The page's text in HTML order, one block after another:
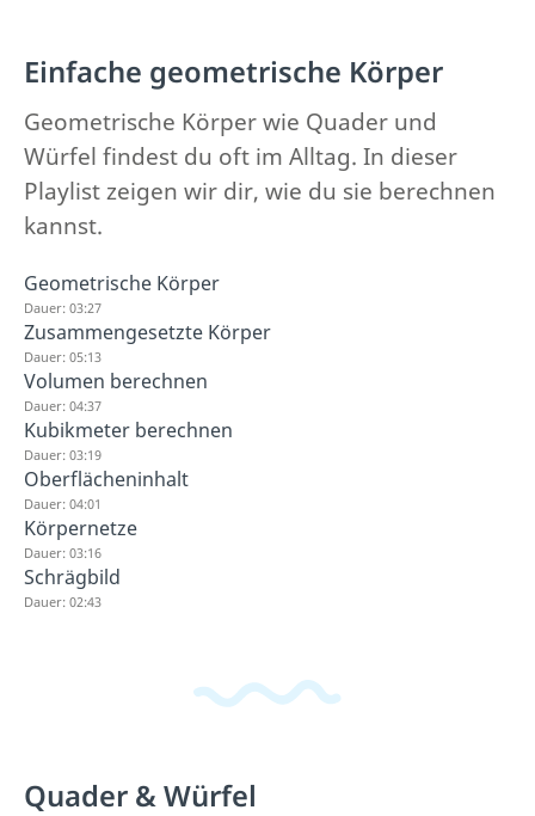
Einfache geometrische Körper
Geometrische Körper wie Quader und
Würfel findest du oft im Alltag. In dieser
Playlist zeigen wir dir, wie du sie berechnen
kannst.
Geometrische Körper
Dauer: 03:27
Zusammengesetzte Körper
Dauer: 05:13
Volumen berechnen
Dauer: 04:37
Kubikmeter berechnen
Dauer: 03:19
Oberflächeninhalt
Dauer: 04:01
Körpernetze
Dauer: 03:16
Schrägbild
Dauer: 02:43
Quader & Würfel